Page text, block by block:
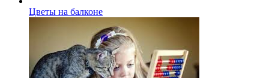
Цветы на балконе